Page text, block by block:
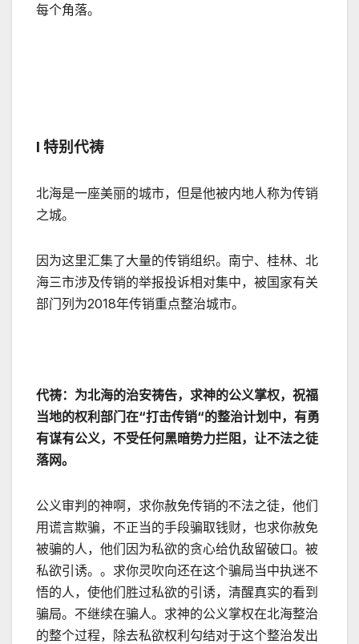
每个角落。
l 特别代祷
北海是一座美丽的城市，但是他被内地人称为传销
之城。
因为这里汇集了大量的传销组织。南宁、桂林、北
海三市涉及传销的举报投诉相对集中，被国家有关
部门列为2018年传销重点整治城市。
代祷：为北海的治安祷告，求神的公义掌权，祝福
当地的权利部门在“打击传销“的整治计划中，有勇
有谋有公义，不受任何黑暗势力拦阻，让不法之徒
落网。
公义审判的神啊，求你赦免传销的不法之徒，他们
用谎言欺骗，不正当的手段骗取钱财，也求你赦免
被骗的人，他们因为私欲的贪心给仇敌留破口。被
私欲引诱。。求你灵吹向还在这个骗局当中执迷不
悟的人，使他们胜过私欲的引诱，清醒真实的看到
骗局。不继续在骗人。求神的公义掌权在北海整治
的整个过程，除去私欲权利勾结对于这个整治发出